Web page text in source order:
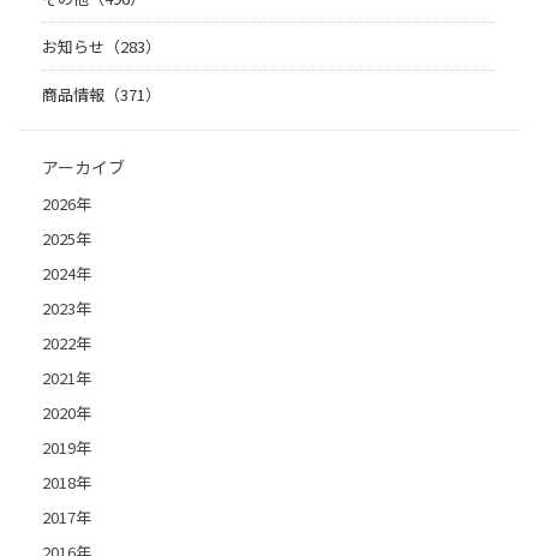
お知らせ（283）
商品情報（371）
アーカイブ
2026年
2025年
2024年
2023年
2022年
2021年
2020年
2019年
2018年
2017年